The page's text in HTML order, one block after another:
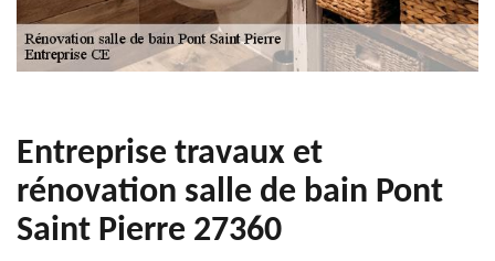
Entreprise travaux et
rénovation salle de bain Pont
Saint Pierre 27360